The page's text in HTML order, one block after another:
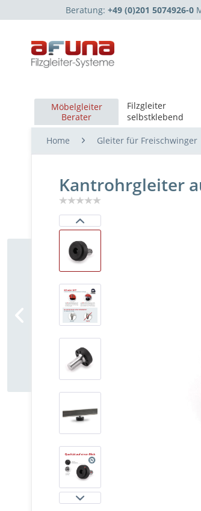
Beratung:+49 (0)201 5074926-0
Möbelgleiter
Berater
Filzgleiter
selbstklebend
Home Gleiter für Freischwinger
Kantrohrgleiter